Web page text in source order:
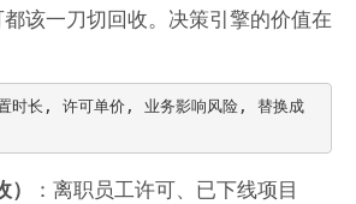
该一刀切回收。决策引擎的价值在
时长, 许可单价, 业务影响风险, 替换成
：离职员工许可、已下线项目